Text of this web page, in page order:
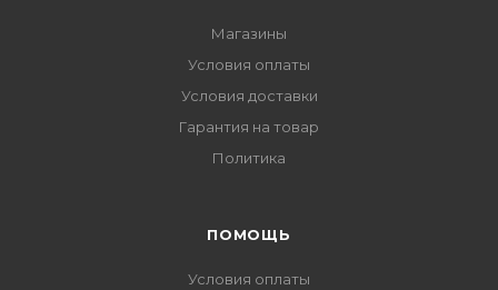
Магазины
Условия оплаты
Условия доставки
Гарантия на товар
Политика
ПОМОЩЬ
Условия оплаты